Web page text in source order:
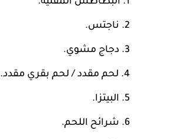
ناجتس.
دجاج مشوي.
لحم مقدد / لحم بقري مقدد.
البيتزا.
شرائح اللحم.